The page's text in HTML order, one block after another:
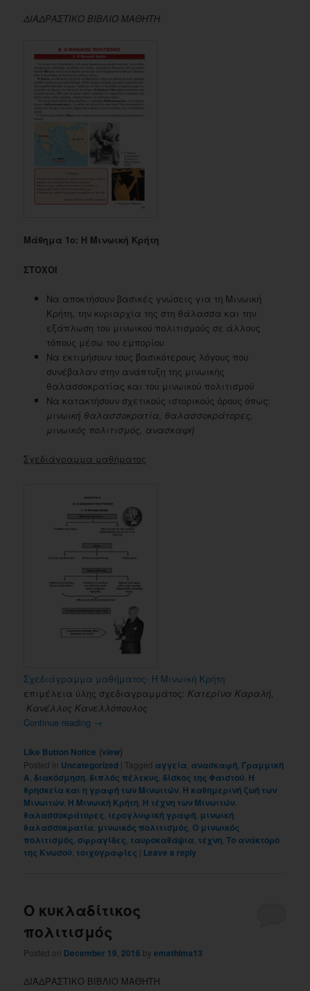
ΔΙΑΔΡΑΣΤΙΚΟ ΒΙΒΛΙΟ ΜΑΘΗΤΗ
Μάθημα 1ο: Η Μινωική Κρήτη
ΣΤΟΧΟΙ
Να αποκτήσουν βασικές γνώσεις για τη Μινωική
Κρήτη, την κυριαρχία της στη θάλασσα και την
εξάπλωση του μινωικού πολιτισμούς σε άλλους
τόπους μέσω του εμπορίου
Να εκτιμήσουν τους βασικότερους λόγους που
συνέβαλαν στην ανάπτυξη της μινωικής
θαλασσοκρατίας και του μινωικού πολιτισμού
Να κατακτήσουν σχετικούς ιστορικούς όρους όπως:
μινωική θαλασσοκρατία, θαλασσοκράτορες,
μινωικός πολιτισμός, ανασκαφή
Σχεδιάγραμμα μαθήματος
Σχεδιάγραμμα μαθήματος- Η Μινωική Κρήτη
επιμέλεια ύλης σχεδιαγραμμάτος: Κατερίνα Καραλή,
Κανέλλος Κανελλόπουλος
Continue reading →
Like Button Notice (view)
Posted in Uncategorized | Tagged αγγεία ανασκαφή Γραμμική
Α ,διακόσμηση ,διπλός πέλεκυς ,δίσκος της Φαιστού Η
θρησκεία και η γραφή των Μινωιτών Η καθημερινή ζωή των
Μινωιτών Η Μινωική Κρήτη Η τέχνη των Μινωιτών
θαλασσοκράτορες ιερογλυφική γραφή μινωική
θαλασσοκρατία μινωικός πολιτισμός ,Ο μινωικός
πολιτισμός σφραγίδες ταυροκαθάψια τέχνη ,Το ανάκτορο
της Κνωσού τοιχογραφίες | Leave a reply
Ο κυκλαδίτικος
πολιτισμός
Posted on December 19, 2016 byemathima13
ΔΙΑΔΡΑΣΤΙΚΟ ΒΙΒΛΙΟ ΜΑΘΗΤΗ